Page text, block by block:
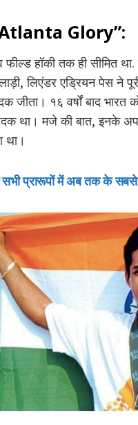
Glory”:
हॉकी तक ही सीमित
लिएंडर एड्रियन पेस ने
जीता। १६ वर्षों बाद
था। मजे की बात, इनके
था।
सभी प्रारूपों में अब तक के